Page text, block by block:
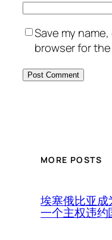
Save my
browser for
MORE POSTS
埃塞俄比亚成
一个主权违约